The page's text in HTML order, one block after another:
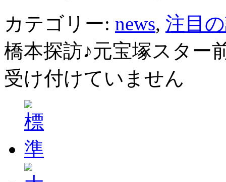
カテゴリー: news, 注目
橋本探訪♪元宝塚スター
受け付けていません